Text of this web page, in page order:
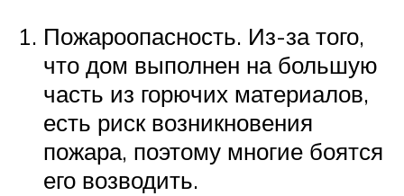
Пожароопасность. Из-за того,
что дом выполнен на большую
часть из горючих материалов,
есть риск возникновения
пожара, поэтому многие боятся
его возводить.